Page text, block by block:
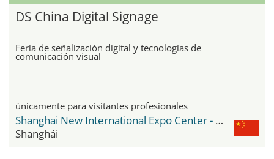
DS China Digital Signage
Feria de señalización digital y tecnologías de
comunicación visual
únicamente para visitantes profesionales
Shanghai New International Expo Center - SNIEC
Shanghái